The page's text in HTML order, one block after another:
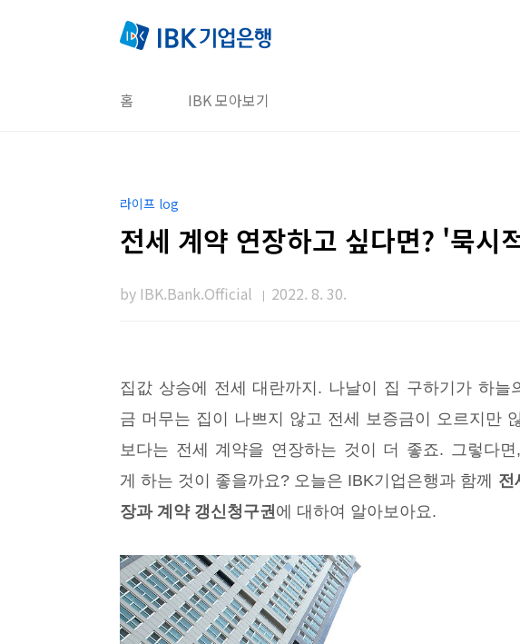
홈 IBK 모아보기
라이프 log
전세 계약 연장하고 싶다면? '묵시
by IBK.Bank.Official 2022. 8. 30.
집값 상승에 전세 대란까지. 나날이 집 구하기가 하늘
금 머무는 집이 나쁘지 않고 전세 보증금이 오르지만
보다는 전세 계약을 연장하는 것이 더 좋죠. 그렇다
게 하는 것이 좋을까요? 오늘은 IBK기업은행과 함께 전
장과 계약 갱신청구권에 대하여 알아보아요.